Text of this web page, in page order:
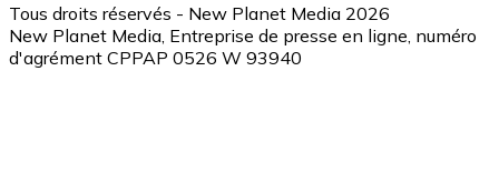
Tous droits réservés - New Planet Media 2026
New Planet Media, Entreprise de presse en ligne, numéro
d'agrément CPPAP 0526 W 93940